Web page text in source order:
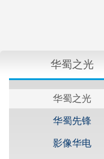
华蜀之光
华蜀之光
华蜀先锋
影像华电